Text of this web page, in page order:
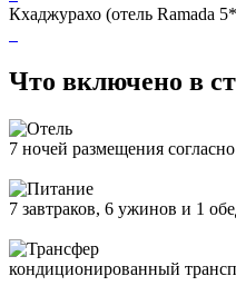
Кхаджурахо (отель Ramada
Что включено в
7 ночей размещения
7 завтраков, 6 ужинов и 1
кондиционированный